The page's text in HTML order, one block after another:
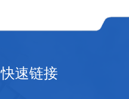
快速链接